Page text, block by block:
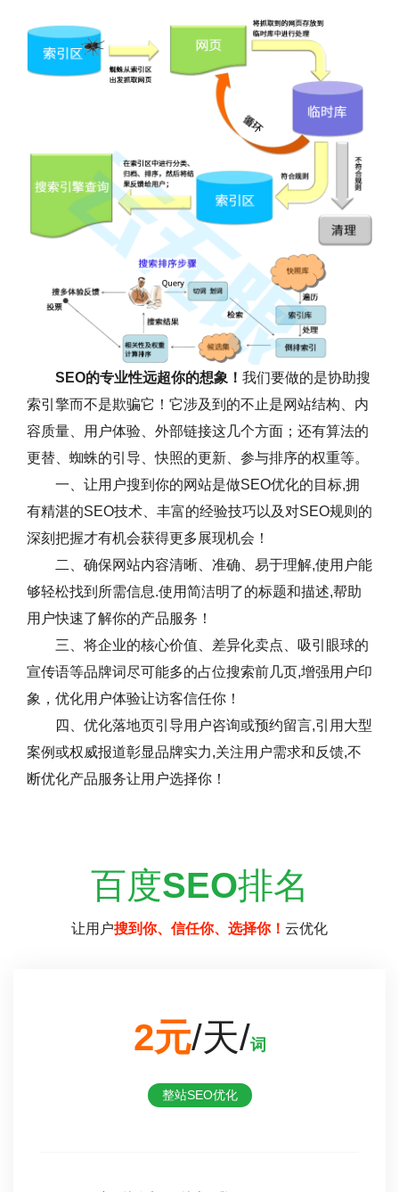
SEO的专业性远超你的想象！ 我们要做的是协助搜
索引擎而不是欺骗它！它涉及到的不止是网站结构、内
容质量、用户体验、外部链接这几个方面；还有算法的
更替、蜘蛛的引导、快照的更新、参与排序的权重等。
一、让用户搜到你的网站是做SEO优化的目标,拥
有精湛的SEO技术、丰富的经验技巧以及对SEO规则的
深刻把握才有机会获得更多展现机会！
二、确保网站内容清晰、准确、易于理解,使用户能
够轻松找到所需信息.使用简洁明了的标题和描述,帮助
用户快速了解你的产品服务！
三、将企业的核心价值、差异化卖点、吸引眼球的
宣传语等品牌词尽可能多的占位搜索前几页,增强用户印
象，优化用户体验让访客信任你！
四、优化落地页引导用户咨询或预约留言,引用大型
案例或权威报道彰显品牌实力,关注用户需求和反馈,不
断优化产品服务让用户选择你！
百度SEO排名
让用户搜到你、信任你、选择你！ 云优化
2元/天/词
整站SEO优化